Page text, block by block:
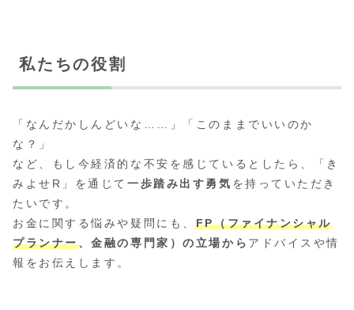
私たちの役割
「なんだかしんどいな……」「このままでいいのか
な？」
など、もし今経済的な不安を感じているとしたら、「き
みよせR」を通じて一歩踏み出す勇気 を持っていただき
たいです。
お金に関する悩みや疑問にも、 FP（ファイナンシャル
プランナー、金融の専門家）の立場から アドバイスや情
報をお伝えします。